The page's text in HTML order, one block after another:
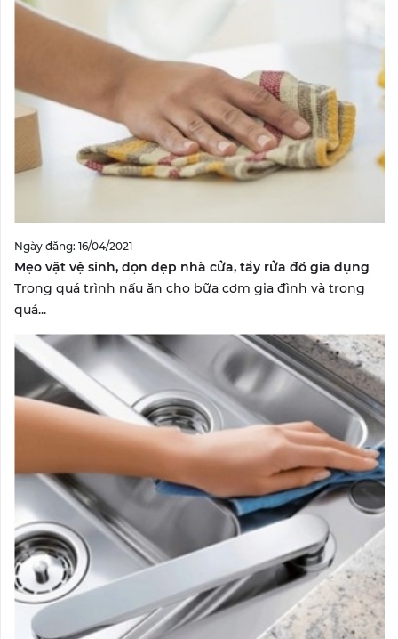
Ngày đăng: 16/04/2021
Mẹo vặt vệ sinh, dọn dẹp nhà cửa, tẩy rửa đồ gia dụng
Trong quá trình nấu ăn cho bữa cơm gia đình và trong
quá...